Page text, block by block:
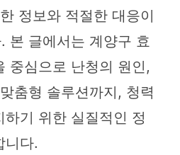
정보와 적절한 대응이
본 글에서는 계양구 효
중심으로 난청의 원인,
춤형 솔루션까지, 청력
기 위한 실질적인 정
니다.